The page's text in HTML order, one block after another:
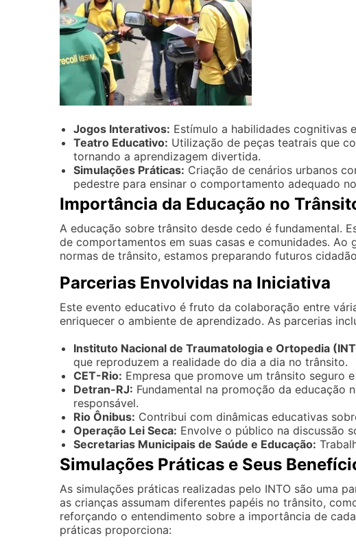
Jogos Interativos: Estímulo a habilidades cognitivas
Teatro Educativo: Utilização de peças teatrais que
tornando a aprendizagem divertida.
Simulações Práticas: Criação de cenários urbanos
pedestre para ensinar o comportamento adequado
Importância da Educação no
A educação sobre trânsito desde cedo é fundamental.
de comportamentos em suas casas e comunidades.
normas de trânsito, estamos preparando futuros
Parcerias Envolvidas na Iniciativa
Este evento educativo é fruto da colaboração entre
enriquecer o ambiente de aprendizado. As parcerias
Instituto Nacional de Traumatologia e Ortopedia
que reproduzem a realidade do dia a dia no trânsito.
CET-Rio: Empresa que promove um trânsito seguro
Detran-RJ: Fundamental na promoção da educação
responsável.
Rio Ônibus: Contribui com dinâmicas educativas
Operação Lei Seca: Envolve o público na discussão
Secretarias Municipais de Saúde e Educação:
Simulações Práticas e Seus
As simulações práticas realizadas pelo INTO são uma
as crianças assumam diferentes papéis no trânsito,
reforçando o entendimento sobre a importância de
práticas proporciona: